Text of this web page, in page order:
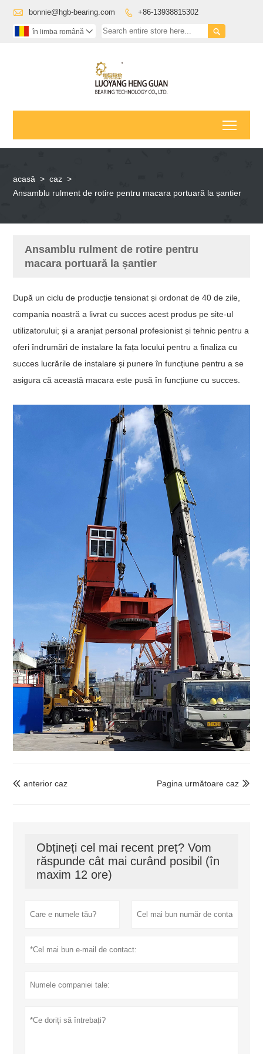
 bonnie@hgb-bearing.com  +86-13938815302

în limba română 
acasă > caz >
Ansamblu rulment de rotire pentru macara portuară la șantier
Ansamblu rulment de rotire pentru
macara portuară la șantier
După un ciclu de producție tensionat și ordonat de 40 de zile,
compania noastră a livrat cu succes acest produs pe site-ul
utilizatorului; și a aranjat personal profesionist și tehnic pentru a
oferi îndrumări de instalare la fața locului pentru a finaliza cu
succes lucrările de instalare și punere în funcțiune pentru a se
asigura că această macara este pusă în funcțiune cu succes.
 anterior caz 
Pagina următoare caz
Obțineți cel mai recent preț? Vom
răspunde cât mai curând posibil (în
maxim 12 ore)